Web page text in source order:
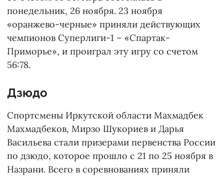
понедельник, 26 ноября. 23 ноября
«оранжево-черные» приняли действующих
чемпионов Суперлиги-1 – «Спартак-
Приморье», и проиграл эту игру со счетом
56:78.
Дзюдо
Спортсмены Иркутской области Махмадбек
Махмадбеков, Мирзо Шукориев и Дарья
Васильева стали призерами первенства России
по дзюдо, которое прошло с 21 по 25 ноября в
Назрани. Всего в соревнованиях приняли